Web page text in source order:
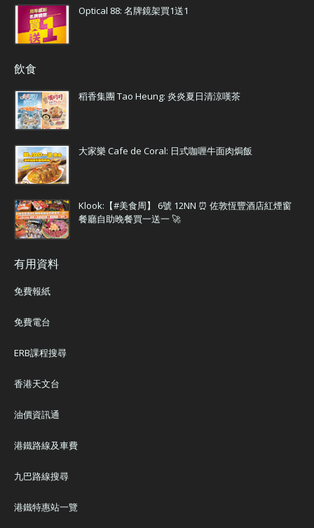
Optical 88: 名牌鏡架買1送1
飲食
稻香集團 Tao Heung: 炎炎夏日清涼嘆茶
大家樂 Cafe de Coral: 日式咖喱牛面肉焗飯
Klook:【#美食周】 6號 12NN ⏰ 佐敦恆豐酒店紅煙窗
餐廳自助晚餐買一送一 🚀
有用資料
免費報紙
免費電台
ERB課程搜尋
香港天文台
油價資訊通
港鐵路線及車費
九巴路線搜尋
港鐵特惠站一覽